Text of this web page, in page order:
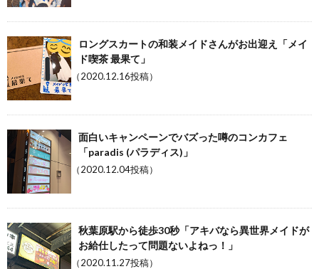
ロングスカートの和装メイドさんがお出迎え「メイ
ド喫茶 最果て」
（2020.12.16投稿）
面白いキャンペーンでバズった噂のコンカフェ
「paradis (パラディス)」
（2020.12.04投稿）
秋葉原駅から徒歩30秒「アキバなら異世界メイドが
お給仕したって問題ないよねっ！」
（2020.11.27投稿）